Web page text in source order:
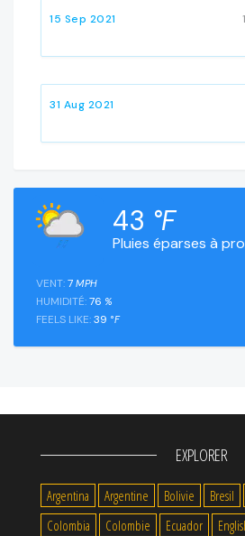
31 Aug 2021
15 Sep 2021
Pluies éparses à
43 °F
VENT:7 MPH
HUMIDITÉ:76 %
FEELS LIKE:39 °F
EXPLORER
Argentina Argentine Bolivie Bresil
Colombia
Colombie Ecuador